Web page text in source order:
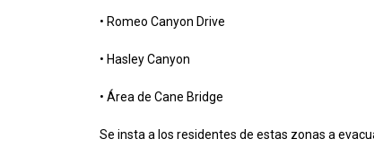
• Romeo Canyon Drive
• Hasley Canyon
• Área de Cane Bridge
Se insta a los residentes de estas zonas a